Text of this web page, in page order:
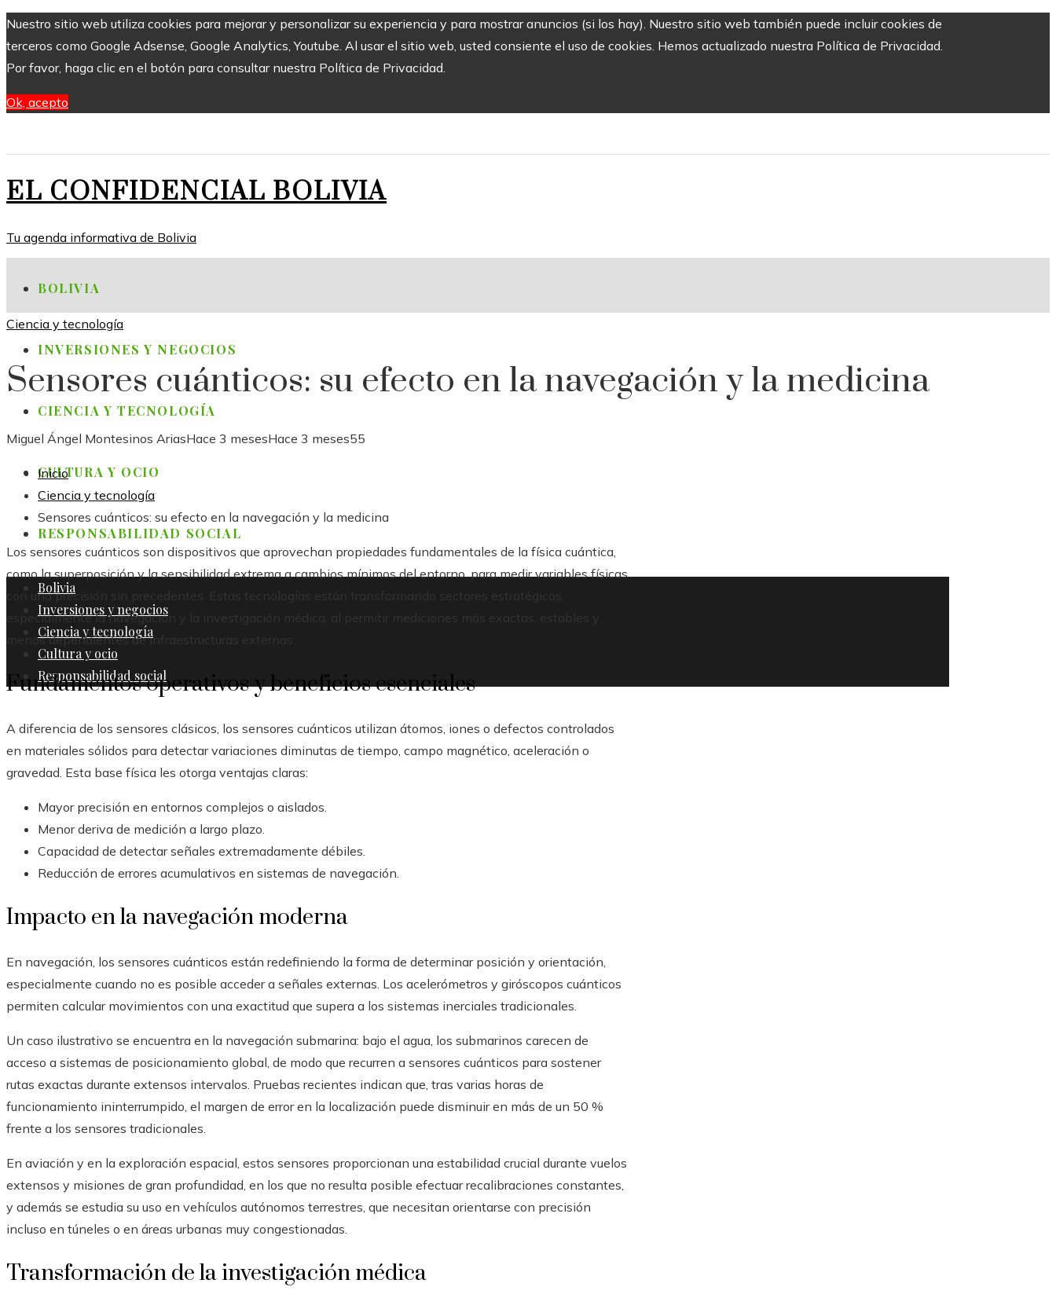
Nuestro sitio web utiliza cookies para mejorar y personalizar su experiencia y para mostrar anuncios (si los hay). Nuestro sitio web también puede incluir cookies de
terceros como Google Adsense, Google Analytics, Youtube. Al usar el sitio web, usted consiente el uso de cookies. Hemos actualizado nuestra Política de Privacidad.
Por favor, haga clic en el botón para consultar nuestra Política de Privacidad.
Ok, acepto
EL CONFIDENCIAL BOLIVIA
Tu agenda informativa de Bolivia
BOLIVIA
INVERSIONES Y NEGOCIOS
CIENCIA Y TECNOLOGÍA
CULTURA Y OCIO
RESPONSABILIDAD SOCIAL
Bolivia
Inversiones y negocios
Ciencia y tecnología
Cultura y ocio
Responsabilidad social
Ciencia y tecnología
Sensores cuánticos: su efecto en la navegación y la medicina
Miguel Ángel Montesinos AriasHace 3 mesesHace 3 meses55
Inicio
Ciencia y tecnología
Sensores cuánticos: su efecto en la navegación y la medicina
Los sensores cuánticos son dispositivos que aprovechan propiedades fundamentales de la física cuántica,
como la superposición y la sensibilidad extrema a cambios mínimos del entorno, para medir variables físicas
con una precisión sin precedentes. Estas tecnologías están transformando sectores estratégicos,
especialmente la navegación y la investigación médica, al permitir mediciones más exactas, estables y
menos dependientes de infraestructuras externas.
Fundamentos operativos y beneficios esenciales
A diferencia de los sensores clásicos, los sensores cuánticos utilizan átomos, iones o defectos controlados
en materiales sólidos para detectar variaciones diminutas de tiempo, campo magnético, aceleración o
gravedad. Esta base física les otorga ventajas claras:
Mayor precisión en entornos complejos o aislados.
Menor deriva de medición a largo plazo.
Capacidad de detectar señales extremadamente débiles.
Reducción de errores acumulativos en sistemas de navegación.
Impacto en la navegación moderna
En navegación, los sensores cuánticos están redefiniendo la forma de determinar posición y orientación,
especialmente cuando no es posible acceder a señales externas. Los acelerómetros y giróscopos cuánticos
permiten calcular movimientos con una exactitud que supera a los sistemas inerciales tradicionales.
Un caso ilustrativo se encuentra en la navegación submarina: bajo el agua, los submarinos carecen de
acceso a sistemas de posicionamiento global, de modo que recurren a sensores cuánticos para sostener
rutas exactas durante extensos intervalos. Pruebas recientes indican que, tras varias horas de
funcionamiento ininterrumpido, el margen de error en la localización puede disminuir en más de un 50 %
frente a los sensores tradicionales.
En aviación y en la exploración espacial, estos sensores proporcionan una estabilidad crucial durante vuelos
extensos y misiones de gran profundidad, en los que no resulta posible efectuar recalibraciones constantes,
y además se estudia su uso en vehículos autónomos terrestres, que necesitan orientarse con precisión
incluso en túneles o en áreas urbanas muy congestionadas.
Transformación de la investigación médica